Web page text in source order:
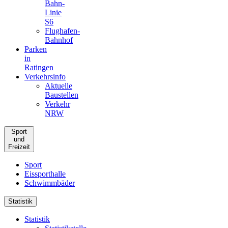
Bahn-
Linie
S6
Flughafen-
Bahnhof
Parken
in
Ratingen
Verkehrsinfo
Aktuelle
Baustellen
Verkehr
NRW
Sport
und
Freizeit
Sport
Eissporthalle
Schwimmbäder
Statistik
Statistik